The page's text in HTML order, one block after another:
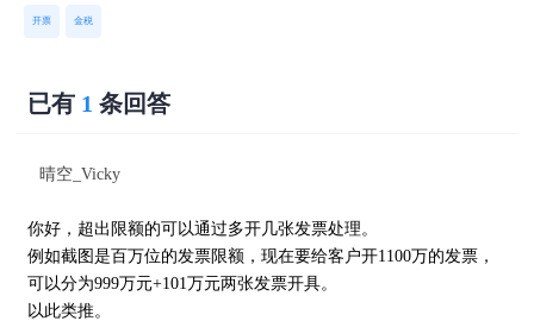
开票 金税
已有 1 条回答
晴空_Vicky
你好，超出限额的可以通过多开几张发票处理。
例如截图是百万位的发票限额，现在要给客户开1100万的发票，
可以分为999万元+101万元两张发票开具。
以此类推。